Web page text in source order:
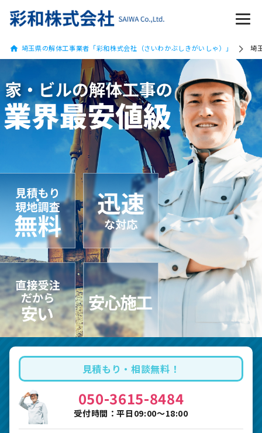
埼玉県の解体工事業者「彩和株式会社（さいわかぶしきがいしゃ）」 埼
見積もり・相談無料！
050-3615-8484
受付時間：平日09:00〜18:00